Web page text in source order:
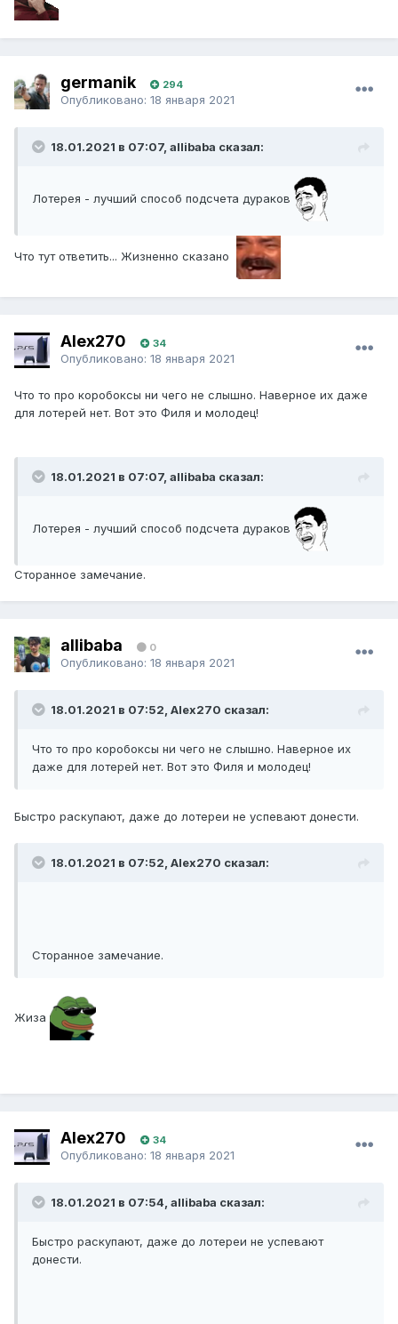
germanik 294
Опубликовано: 18 января 2021
18.01.2021 в 07:07, allibaba сказал:
Лотерея - лучший способ подсчета дураков
Что тут ответить... Жизненно сказано
Alex270 34
Опубликовано: 18 января 2021
Что то про коробоксы ни чего не слышно. Наверное их даже
для лотерей нет. Вот это Филя и молодец!
18.01.2021 в 07:07, allibaba сказал:
Лотерея - лучший способ подсчета дураков
Сторанное замечание.
allibaba 0
Опубликовано: 18 января 2021
18.01.2021 в 07:52, Alex270 сказал:
Что то про коробоксы ни чего не слышно. Наверное их
даже для лотерей нет. Вот это Филя и молодец!
Быстро раскупают, даже до лотереи не успевают донести.
18.01.2021 в 07:52, Alex270 сказал:
Сторанное замечание.
Жиза
Alex270 34
Опубликовано: 18 января 2021
18.01.2021 в 07:54, allibaba сказал:
Быстро раскупают, даже до лотереи не успевают
донести.